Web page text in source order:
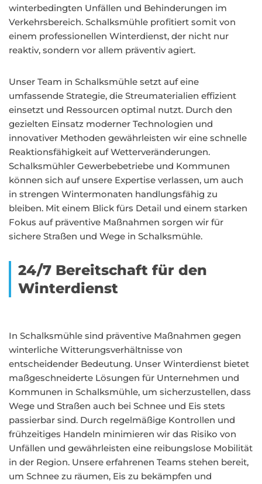
winterbedingten Unfällen und Behinderungen im
Verkehrsbereich. Schalksmühle profitiert somit von
einem professionellen Winterdienst, der nicht nur
reaktiv, sondern vor allem präventiv agiert.
Unser Team in Schalksmühle setzt auf eine
umfassende Strategie, die Streumaterialien effizient
einsetzt und Ressourcen optimal nutzt. Durch den
gezielten Einsatz moderner Technologien und
innovativer Methoden gewährleisten wir eine schnelle
Reaktionsfähigkeit auf Wetterveränderungen.
Schalksmühler Gewerbebetriebe und Kommunen
können sich auf unsere Expertise verlassen, um auch
in strengen Wintermonaten handlungsfähig zu
bleiben. Mit einem Blick fürs Detail und einem starken
Fokus auf präventive Maßnahmen sorgen wir für
sichere Straßen und Wege in Schalksmühle.
24/7 Bereitschaft für den
Winterdienst
In Schalksmühle sind präventive Maßnahmen gegen
winterliche Witterungsverhältnisse von
entscheidender Bedeutung. Unser Winterdienst bietet
maßgeschneiderte Lösungen für Unternehmen und
Kommunen in Schalksmühle, um sicherzustellen, dass
Wege und Straßen auch bei Schnee und Eis stets
passierbar sind. Durch regelmäßige Kontrollen und
frühzeitiges Handeln minimieren wir das Risiko von
Unfällen und gewährleisten eine reibungslose Mobilität
in der Region. Unsere erfahrenen Teams stehen bereit,
um Schnee zu räumen, Eis zu bekämpfen und